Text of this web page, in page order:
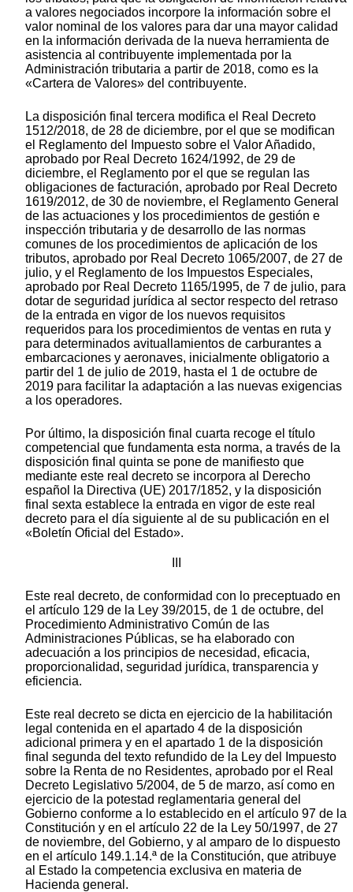
a valores negociados incorpore la información sobre el
valor nominal de los valores para dar una mayor calidad
en la información derivada de la nueva herramienta de
asistencia al contribuyente implementada por la
Administración tributaria a partir de 2018, como es la
«Cartera de Valores» del contribuyente.
La disposición final tercera modifica el Real Decreto
1512/2018, de 28 de diciembre, por el que se modifican
el Reglamento del Impuesto sobre el Valor Añadido,
aprobado por Real Decreto 1624/1992, de 29 de
diciembre, el Reglamento por el que se regulan las
obligaciones de facturación, aprobado por Real Decreto
1619/2012, de 30 de noviembre, el Reglamento General
de las actuaciones y los procedimientos de gestión e
inspección tributaria y de desarrollo de las normas
comunes de los procedimientos de aplicación de los
tributos, aprobado por Real Decreto 1065/2007, de 27 de
julio, y el Reglamento de los Impuestos Especiales,
aprobado por Real Decreto 1165/1995, de 7 de julio, para
dotar de seguridad jurídica al sector respecto del retraso
de la entrada en vigor de los nuevos requisitos
requeridos para los procedimientos de ventas en ruta y
para determinados avituallamientos de carburantes a
embarcaciones y aeronaves, inicialmente obligatorio a
partir del 1 de julio de 2019, hasta el 1 de octubre de
2019 para facilitar la adaptación a las nuevas exigencias
a los operadores.
Por último, la disposición final cuarta recoge el título
competencial que fundamenta esta norma, a través de la
disposición final quinta se pone de manifiesto que
mediante este real decreto se incorpora al Derecho
español la Directiva (UE) 2017/1852, y la disposición
final sexta establece la entrada en vigor de este real
decreto para el día siguiente al de su publicación en el
«Boletín Oficial del Estado».
Este real decreto, de conformidad con lo preceptuado en
el artículo 129 de la Ley 39/2015, de 1 de octubre, del
Procedimiento Administrativo Común de las
Administraciones Públicas, se ha elaborado con
adecuación a los principios de necesidad, eficacia,
proporcionalidad, seguridad jurídica, transparencia y
eficiencia.
Este real decreto se dicta en ejercicio de la habilitación
legal contenida en el apartado 4 de la disposición
adicional primera y en el apartado 1 de la disposición
final segunda del texto refundido de la Ley del Impuesto
sobre la Renta de no Residentes, aprobado por el Real
Decreto Legislativo 5/2004, de 5 de marzo, así como en
ejercicio de la potestad reglamentaria general del
Gobierno conforme a lo establecido en el artículo 97 de la
Constitución y en el artículo 22 de la Ley 50/1997, de 27
de noviembre, del Gobierno, y al amparo de lo dispuesto
en el artículo 149.1.14.ª de la Constitución, que atribuye
al Estado la competencia exclusiva en materia de
Hacienda general.